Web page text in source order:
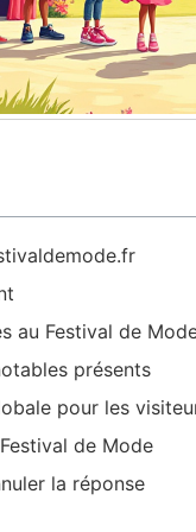
au Festival de
présents
pour les
de Mode
la réponse